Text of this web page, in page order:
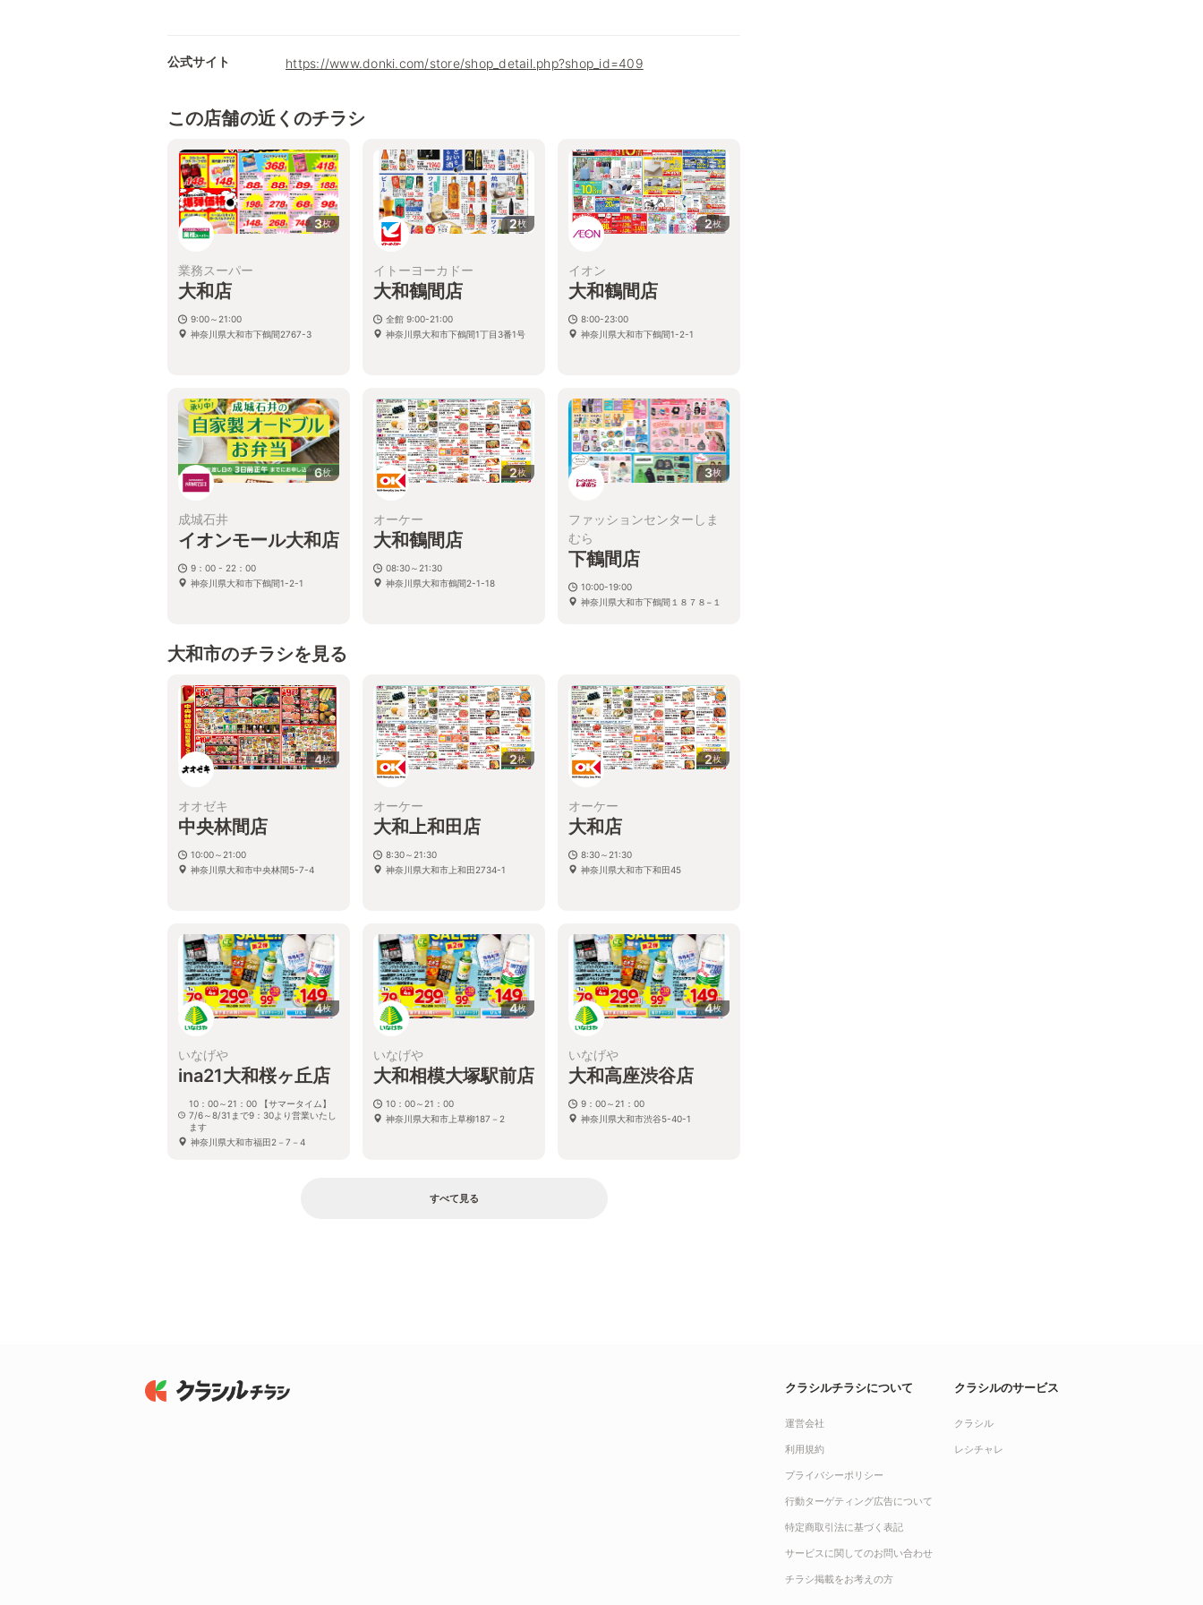
公式サイト https://www.donki.com/store/shop_detail.php?shop_id=409
この店舗の近くのチラシ
3枚
業務スーパー
大和店
9:00～21:00
神奈川県大和市下鶴間2767-3
2枚
イトーヨーカドー
大和鶴間店
全館 9:00-21:00
神奈川県大和市下鶴間1丁目3番1号
2枚
イオン
大和鶴間店
8:00-23:00
神奈川県大和市下鶴間1-2-1
6枚
成城石井
イオンモール大和店
9：00 - 22：00
神奈川県大和市下鶴間1-2-1
2枚
オーケー
大和鶴間店
08:30～21:30
神奈川県大和市鶴間2-1-18
3枚
ファッションセンターしま
むら
下鶴間店
10:00-19:00
神奈川県大和市下鶴間１８７８−１
大和市のチラシを見る
4枚
オオゼキ
中央林間店
10:00～21:00
神奈川県大和市中央林間5-7-4
2枚
オーケー
大和上和田店
8:30～21:30
神奈川県大和市上和田2734-1
2枚
オーケー
大和店
8:30～21:30
神奈川県大和市下和田45
4枚
いなげや
ina21大和桜ヶ丘店
10：00～21：00 【サマータイム】
7/6～8/31まで9：30より営業いたし
ます
神奈川県大和市福田2－7－4
4枚
いなげや
大和相模大塚駅前店
10：00～21：00
神奈川県大和市上草柳187－2
4枚
いなげや
大和高座渋谷店
9：00～21：00
神奈川県大和市渋谷5-40-1
すべて見る
クラシルチラシについて
運営会社
利用規約
プライバシーポリシー
行動ターゲティング広告について
特定商取引法に基づく表記
サービスに関してのお問い合わせ
チラシ掲載をお考えの方
クラシルのサービス
クラシル
レシチャレ